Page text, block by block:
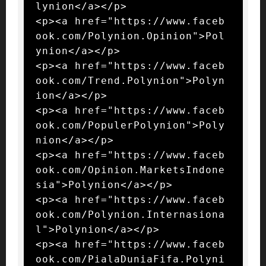
lynion</a></p>
<p><a href="https://www.faceb
ook.com/Polynion.Opinion">Pol
ynion</a></p>
<p><a href="https://www.faceb
ook.com/Trend.Polynion">Polyn
ion</a></p>
<p><a href="https://www.faceb
ook.com/PopulerPolynion">Poly
nion</a></p>
<p><a href="https://www.faceb
ook.com/Opinion.MarketsIndone
sia">Polynion</a></p>
<p><a href="https://www.faceb
ook.com/Polynion.Internasiona
l">Polynion</a></p>
<p><a href="https://www.faceb
ook.com/PialaDuniaFifa.Polyni